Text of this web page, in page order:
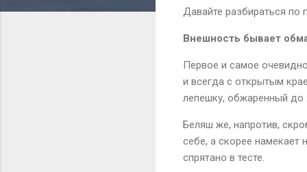
Давайте разбираться
Внешность бывает
Первое и самое
и всегда с открытым
лепешку, обжаренный до
Беляш же, напротив,
себе, а скорее намекает
спрятано в тесте.